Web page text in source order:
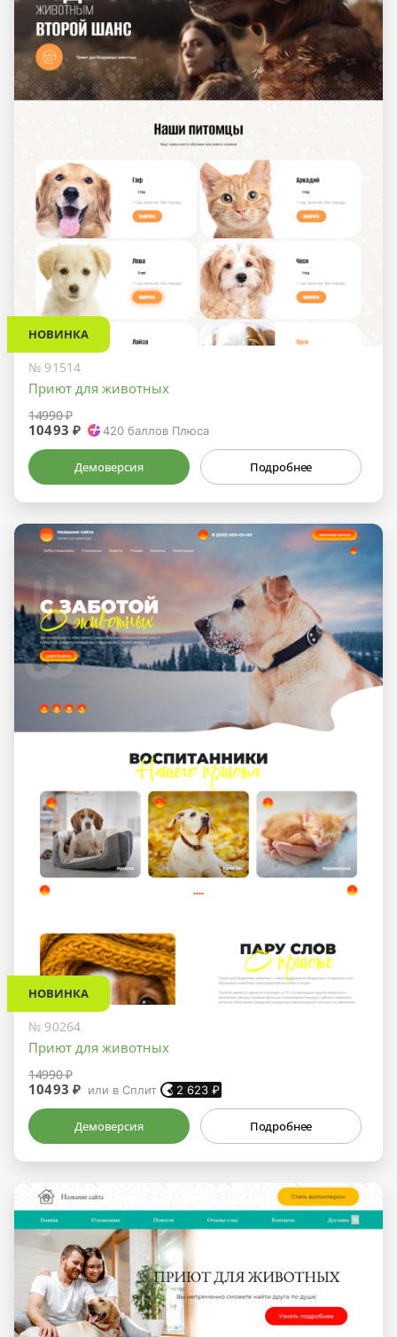
НОВИНКА
№ 91514
Приют для животных
14990 ₽
10493 ₽ 420 баллов Плюса
Демоверсия Подробнее
НОВИНКА
№ 90264
Приют для животных
14990 ₽
10493 ₽ или в Сплит 2 623 ₽
Демоверсия Подробнее